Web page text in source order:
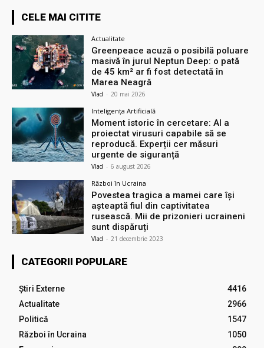
CELE MAI CITITE
Actualitate
Greenpeace acuză o posibilă poluare
masivă în jurul Neptun Deep: o pată
de 45 km² ar fi fost detectată în
Marea Neagră
Vlad - 20 mai 2026
Inteligența Artificială
Moment istoric în cercetare: AI a
proiectat virusuri capabile să se
reproducă. Experții cer măsuri
urgente de siguranță
Vlad - 6 august 2026
Război în Ucraina
Povestea tragica a mamei care își
așteaptă fiul din captivitatea
rusească. Mii de prizonieri ucraineni
sunt dispăruți
Vlad - 21 decembrie 2023
CATEGORII POPULARE
Știri Externe
4416
Actualitate
2966
Politică
1547
Război în Ucraina
1050